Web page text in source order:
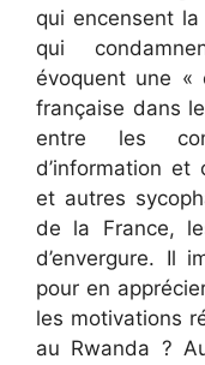
qui encensent
qui
évoquent une «
française dans
entre les
d’information et
et autres
de la France,
d’envergure. Il
pour en
les motivations
au Rwanda ?